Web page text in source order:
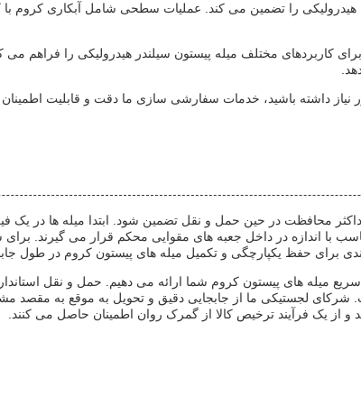
نیاز داشته باشید، خدمات سفارشی سازی ما دقت و قابلیت
محافظت در حین حمل و نقل تضمین شود. ابتدا میله ها در یک
اندازه در داخل جعبه های مقوایی محکم قرار می گیرند. برای
برای حفظ یکپارچگی و تکمیل میله های پیستون کروم در طول
میله های پیستون کروم شما ارائه می دهیم. حمل و نقل
لجستیکی ما از جابجایی دقیق و تحویل به موقع به مقصد
از یک فرآیند ترخیص کالا از گمرک روان اطمینان حاصل می کنند.